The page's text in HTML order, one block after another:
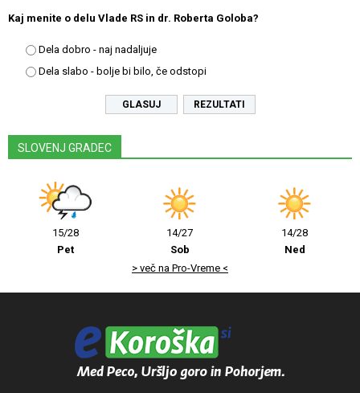
Kaj menite o delu Vlade RS in dr. Roberta Goloba?
Dela dobro - naj nadaljuje
Dela slabo - bolje bi bilo, če odstopi
REZULTATI
SLOVENJ GRADEC
15/28
Pet
14/27
Sob
14/28
Ned
> več na Pro-Vreme <